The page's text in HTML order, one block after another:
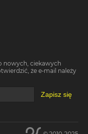
nowych, ciekawych
że e-mail należy
Zapisz się